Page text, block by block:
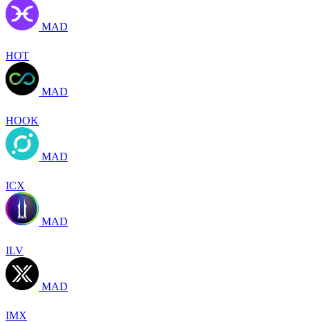
MAD
HOT
MAD
HOOK
MAD
ICX
MAD
ILV
MAD
IMX